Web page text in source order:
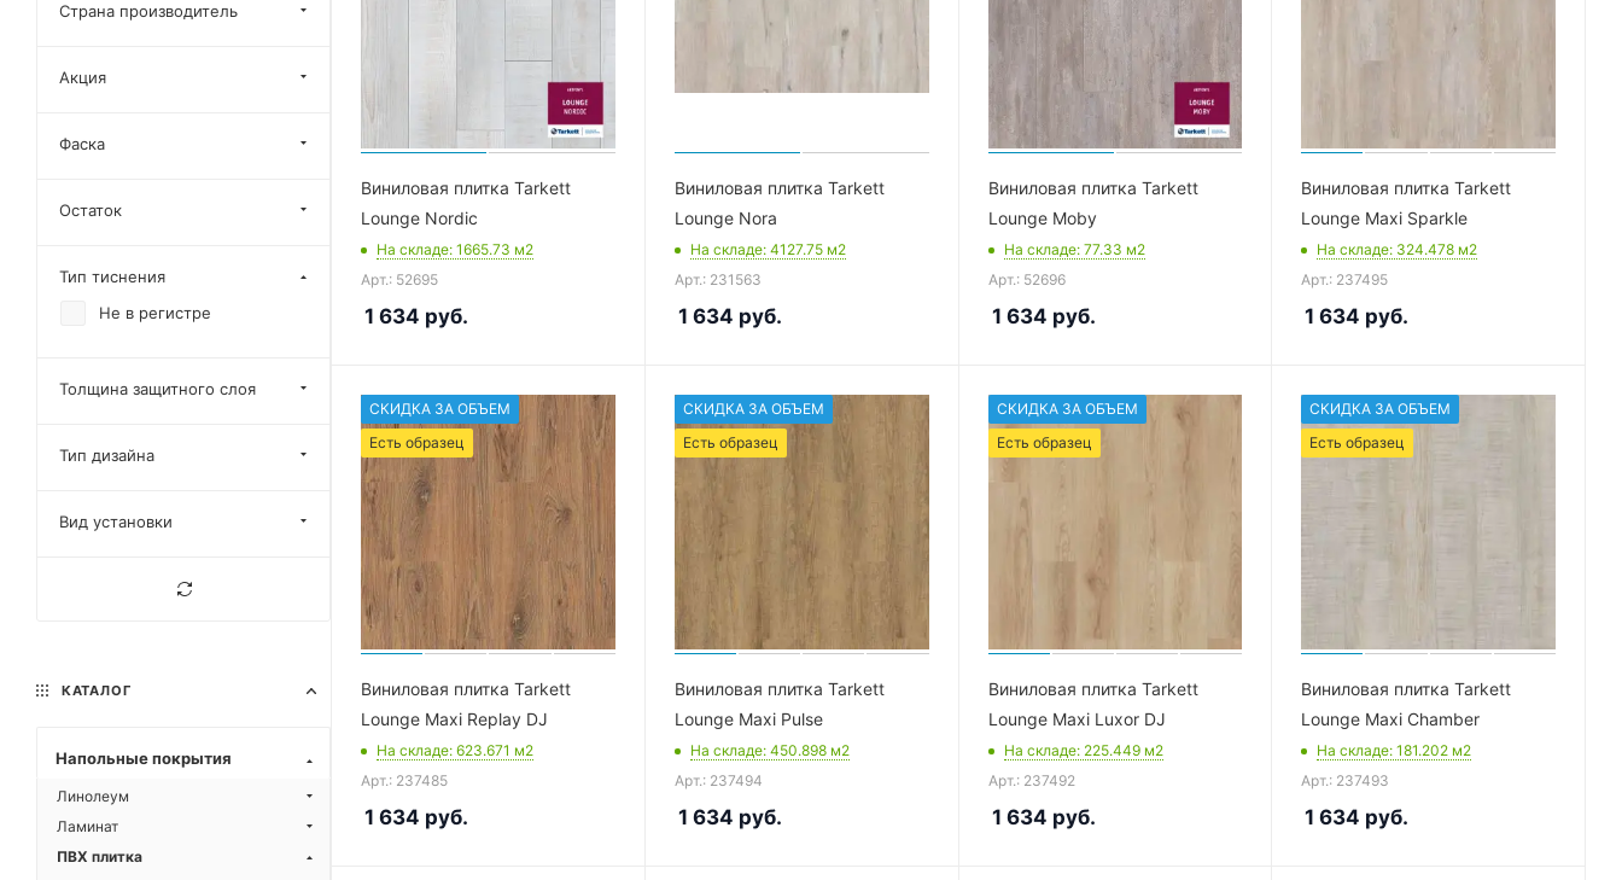
Виниловая плитка Tarkett
Lounge Nordic
На складе: 1665.73 м2
Арт.: 52695
1 634 руб.
Виниловая плитка Tarkett
Lounge Nora
На складе: 4127.75 м2
Арт.: 231563
1 634 руб.
Виниловая плитка Tarkett
Lounge Moby
На складе: 77.33 м2
Арт.: 52696
1 634 руб.
Виниловая плитка Tarkett
Lounge Maxi Sparkle
На складе: 324.478 м2
Арт.: 237495
1 634 руб.
СКИДКА ЗА ОБЪЕМ
Есть образец
Виниловая плитка Tarkett
Lounge Maxi Replay DJ
На складе: 623.671 м2
Арт.: 237485
1 634 руб.
СКИДКА ЗА ОБЪЕМ
Есть образец
Виниловая плитка Tarkett
Lounge Maxi Pulse
На складе: 450.898 м2
Арт.: 237494
1 634 руб.
СКИДКА ЗА ОБЪЕМ
Есть образец
Виниловая плитка Tarkett
Lounge Maxi Luxor DJ
На складе: 225.449 м2
Арт.: 237492
1 634 руб.
СКИДКА ЗА ОБЪЕМ
Есть образец
Виниловая плитка Tarkett
Lounge Maxi Chamber
На складе: 181.202 м2
Арт.: 237493
1 634 руб.
Страна производитель
Акция
Фаска
Остаток
Тип тиснения
Не в регистре
Толщина защитного слоя
Тип дизайна
Вид установки
КАТАЛОГ
Напольные покрытия
Линолеум
Ламинат
ПВХ плитка